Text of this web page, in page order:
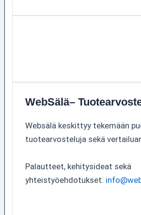
WebSälä–
Websälä keskittyy tekemään
tuotearvosteluja sekä
Palautteet, kehitysideat sekä
yhteistyöehdotukset: